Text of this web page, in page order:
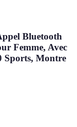
Bluetooth
Femme, Avec
Sports, Montre